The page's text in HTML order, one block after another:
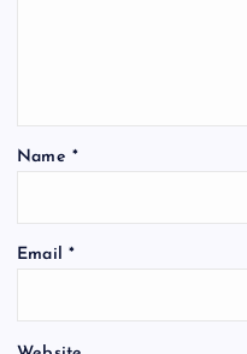
i
o
Name *
Email *